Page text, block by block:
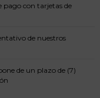
pago con tarjetas de
de nuestros
de un plazo de (7)